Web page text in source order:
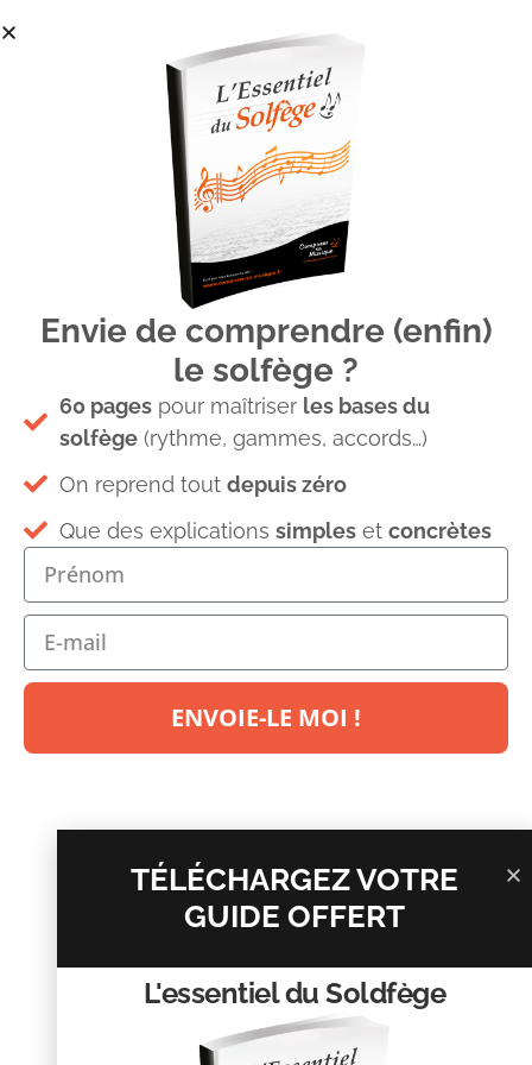
2-son-grave-son-aigu
Laisser un commentaire
Votre adresse e-mail ne sera pas publiée. Les champs
obligatoires sont indiqués avec
Commentaire
Envie de comprendre (enfin)
le solfège ?
60 pages pour maîtriser les bases du
solfège (rythme, gammes, accords…)
On reprend tout depuis zéro
Que des explications simples et concrètes
ENVOIE-LE MOI !
TÉLÉCHARGEZ VOTRE
GUIDE OFFERT
L'essentiel du Soldfège